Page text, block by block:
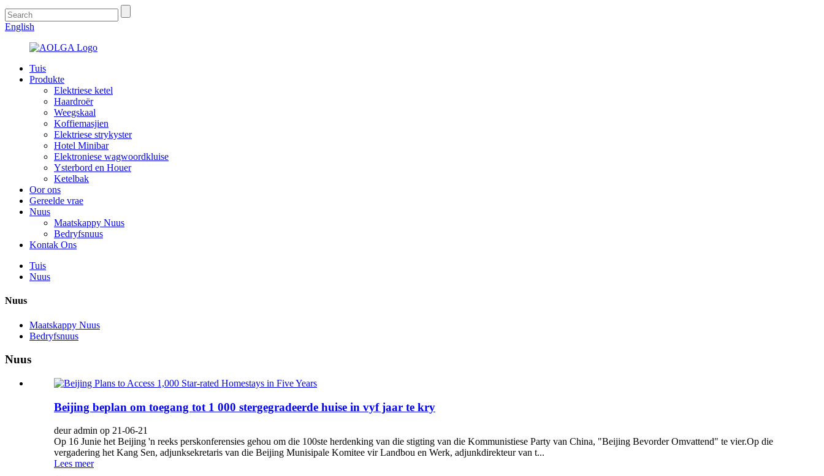
English
Tuis
Produkte
Elektriese ketel
Haardroër
Weegskaal
Koffiemasjien
Elektriese strykyster
Hotel Minibar
Elektroniese wagwoordkluise
Ysterbord en Houer
Ketelbak
Oor ons
Gereelde vrae
Nuus
Maatskappy Nuus
Bedryfsnuus
Kontak Ons
Tuis
Nuus
Nuus
Maatskappy Nuus
Bedryfsnuus
Nuus
Beijing beplan om toegang tot 1 000 stergegradeerde huise in vyf jaar te kry
deur admin op 21-06-21
Op 16 Junie het Beijing 'n reeks perskonferensies gehou om die 100ste herdenking van die stigting van die Kommunistiese Party van China, "Beijing Bevorder Omvattend" te vier.Op die
vergadering het Kang Sen, adjunksekretaris van die Beijing Munisipale Komitee vir Landbou en Werk, adjunkdirekteur van t...
Lees meer